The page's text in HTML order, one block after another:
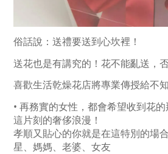
俗話說：送禮要送到心坎裡！
送花也是有講究的！花不能亂送，
喜歡生活乾燥花店將專業傳授給不
• 再務實的女性，都會希望收到花
這片刻的奢侈浪漫！
孝順又貼心的你就是在這特別的場
星、媽媽、老婆、女友